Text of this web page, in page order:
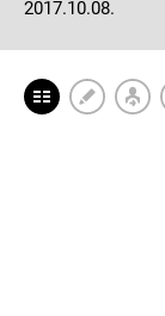
2017.10.08.